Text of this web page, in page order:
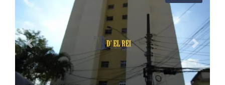
Previous Next